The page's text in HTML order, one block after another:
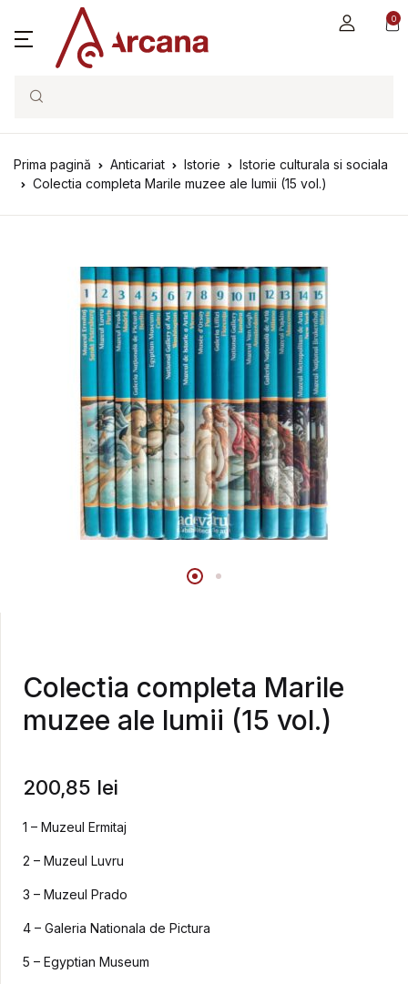
0
Search
Prima pagină Anticariat Istorie
Istorie culturala si sociala
Colectia completa Marile muzee ale lumii (15 vol.)
Colectia completa Marile
muzee ale lumii (15 vol.)
200,85 lei
1 – Muzeul Ermitaj
2 – Muzeul Luvru
3 – Muzeul Prado
4 – Galeria Nationala de Pictura
5 – Egyptian Museum